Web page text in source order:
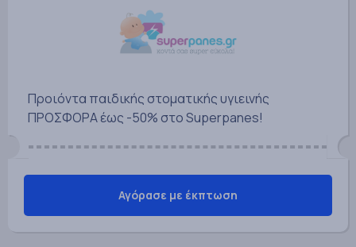
Προιόντα παιδικής στοματικής υγιεινής
ΠΡΟΣΦΟΡΑ έως -50% στο Superpanes!
Αγόρασε με έκπτωση